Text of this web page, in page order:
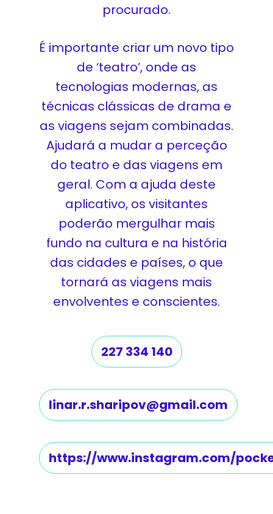
procurado.
É importante criar um novo tipo
de ‘teatro’, onde as
tecnologias modernas, as
técnicas clássicas de drama e
as viagens sejam combinadas.
Ajudará a mudar a perceção
do teatro e das viagens em
geral. Com a ajuda deste
aplicativo, os visitantes
poderão mergulhar mais
fundo na cultura e na história
das cidades e países, o que
tornará as viagens mais
envolventes e conscientes.
227 334 140
linar.r.sharipov@gmail.com
https://www.instagram.com/